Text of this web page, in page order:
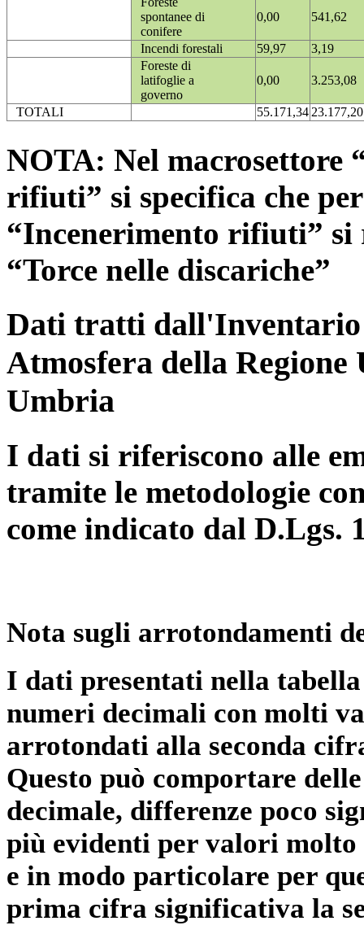
spontanee di
conifere
0,00 541,62
Incendi forestali 59,97
3,19
Foreste di
latifoglie a
governo
0,00 3.253,08
TOTALI 55.171,3423.177,20
NOTA: Nel macrosettore
rifiuti” si specifica che
“Incenerimento rifiuti”
“Torce nelle discariche”
Dati tratti dall'Inventario
Atmosfera della
Umbria
I dati si riferiscono alle
tramite le metodologie
come indicato dal D.Lgs.
Nota sugli arrotondamenti
I dati presentati nella
numeri decimali con molti
arrotondati alla seconda
Questo può comportare
decimale, differenze poco
più evidenti per valori
e in modo particolare per
prima cifra significativa la